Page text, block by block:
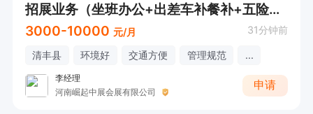
招展业务（坐班办公+出差车补餐补+五险+节假日福利）可直打电话
3000-10000 元/月 31分钟前
清丰县 环境好 交通方便 管理规范 ...
李经理
河南崛起中展会展有限公司
申请